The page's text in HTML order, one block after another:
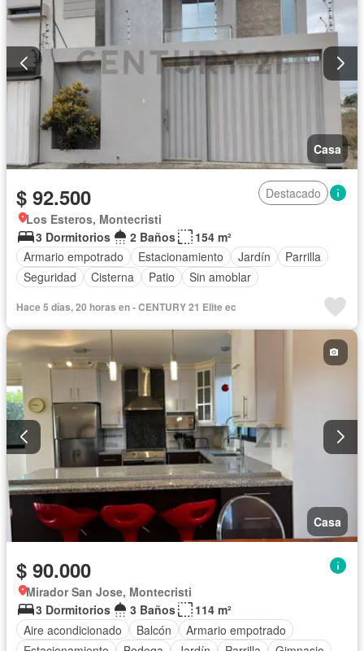
Sin amoblar
Casa
$ 92.500
Destacado
Los Esteros, Montecristi
3 Dormitorios
2 Baños
154 m²
Armario empotrado
Estacionamiento Jardín
Parrilla
Seguridad
Cisterna Patio Sin amoblar
Hace 5 días, 20 horas en - CENTURY 21 Elite ec
Casa
$ 90.000
Mirador San Jose, Montecristi
3 Dormitorios
3 Baños
114 m²
Aire acondicionado
Balcón
Armario empotrado